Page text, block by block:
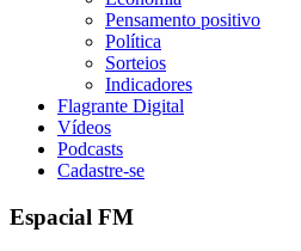
Pensamento positivo
Política
Sorteios
Indicadores
Flagrante Digital
Vídeos
Podcasts
Cadastre-se
Espacial FM